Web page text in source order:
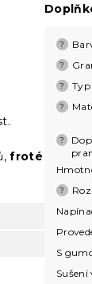
froté
?
?
? Typ
?
?
?
S
Sušení